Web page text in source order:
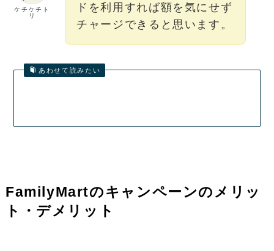
ケチケチト
リ
ドを利用すれば額を気にせず
チャージできると思います。
あわせて読みたい
FamilyMartのキャンペーンのメリッ
ト・デメリット